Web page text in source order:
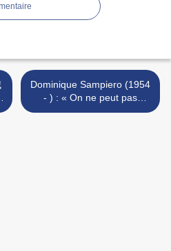
Dominique Sampiero (1954
- ) : « On ne peut pas
s'empêcher de mourir » >